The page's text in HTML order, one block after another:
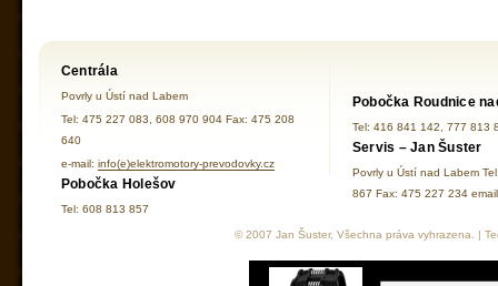
Centrála
Povrly u Ústí nad Labem
Tel: 475 227 083, 608 970 904 Fax: 475 208
640
e-mail: info(e)elektromotory-prevodovky.cz
Pobočka Holešov
Tel: 608 813 857
Pobočka Roudnice
Tel: 416 841 142, 777 813
Servis – Jan Šuster
Povrly u Ústí nad Labem
867 Fax: 475 227 234
© 2007 Jan Šuster, Všechna práva vyhrazena. |